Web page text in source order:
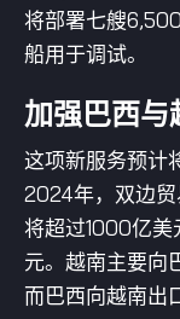
将部署七艘
船用于调试。
加强巴西与
这项新服务预计
2024年，双边
将超过1000亿
元。越南主要向
而巴西向越南出